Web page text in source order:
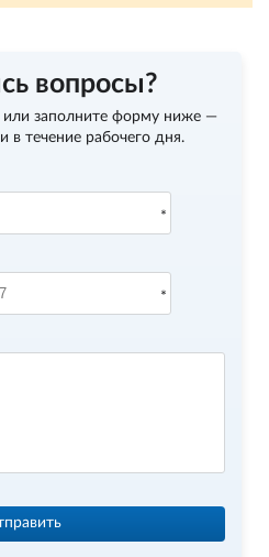
вопросы?
или заполните форму ниже —
в течение рабочего дня.